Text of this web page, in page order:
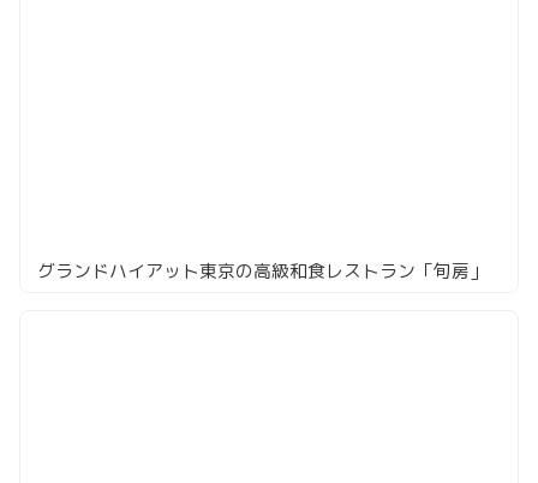
グランドハイアット東京の高級和食レストラン「旬房」